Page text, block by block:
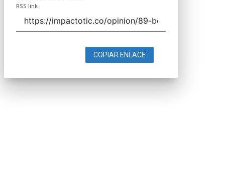
RSS link
COPIAR ENLACE